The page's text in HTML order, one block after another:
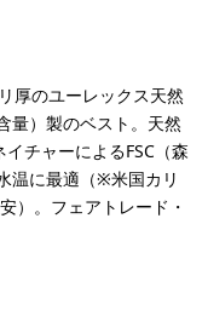
厚のユーレックス天然
量）製のベスト。天然
チャーによるFSC（森
に最適（※米国カリ
）。フェアトレード・